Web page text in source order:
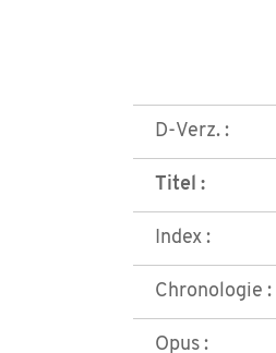
D-Verz. :
Titel :
Index :
Chronologie :
Opus :